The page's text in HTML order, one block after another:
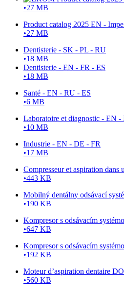
•27 MB
Product catalog 2025 EN -
•27 MB
Dentisterie - SK - PL - RU
•18 MB
Dentisterie - EN - FR - ES
•18 MB
Santé - EN - RU - ES
•6 MB
Laboratoire et diagnostic - EN -
•10 MB
Industrie - EN - DE - FR
•17 MB
Compresseur et aspiration
•443 KB
Mobilný dentálny odsávací
•190 KB
Kompresor s odsávacím
•647 KB
Kompresor s odsávacím
•192 KB
Moteur d’aspiration dentaire
•560 KB